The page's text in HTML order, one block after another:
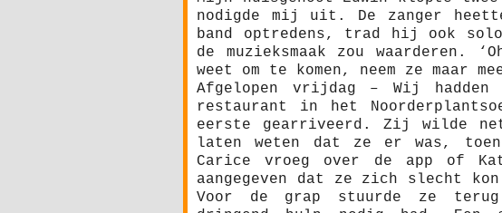
nodigde mij uit. De zanger
band optredens, trad hij ook
de muzieksmaak zou waarderen.
weet om te komen, neem ze maar
Afgelopen vrijdag – Wij
restaurant in het
eerste gearriveerd. Zij wilde
laten weten dat ze er was,
Carice vroeg over de app of
aangegeven dat ze zich slecht
Voor de grap stuurde ze